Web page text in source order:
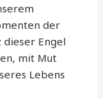
der
Engel
mit Mut
Lebens